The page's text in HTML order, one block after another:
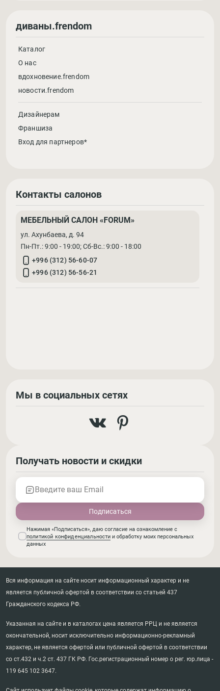
диваны.frendom
Каталог
О нас
вдохновение.frendom
новости.frendom
Дизайнерам
Франшиза
Вход для партнеров*
Контакты салонов
МЕБЕЛЬНЫЙ САЛОН «FORUM»
ул. Ахунбаева, д. 94
Пн-Пт.: 9:00 - 19:00; Cб-Вс.: 9:00 - 18:00
+996 (312) 56-60-07
+996 (312) 56-56-21
Мы в социальных сетях
Получать новости и скидки
Введите ваш Email
Нажимая «Подписаться», даю согласие на ознакомление с
политикой конфиденциальности и обработку моих персональных
данных
Вся информация на сайте носит информационный характер и не
является публичной офертой в соответствии со статьей 437
Гражданского кодекса РФ.
Указанная на сайте и в каталогах цена является РРЦ и не является
окончательной, носит исключительно информационно-рекламный
характер, не является офертой или публичной офертой в соответствии
со ст.432 и ч.2 ст. 437 ГК РФ. Гос.регистрационный номер о рег. юр.лица -
119 645 102 3647.